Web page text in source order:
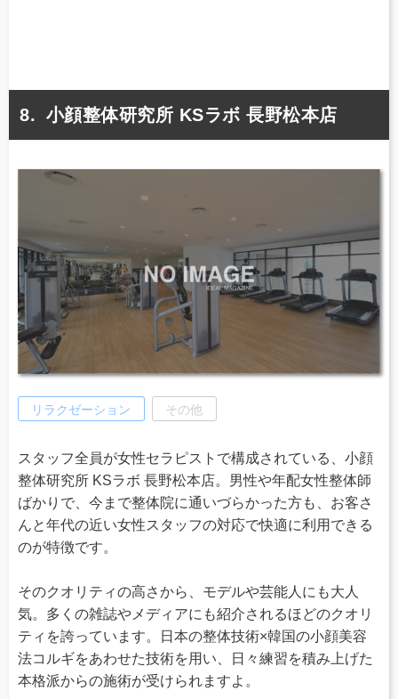
小顔整体研究所 KSラボ 長野松本店
リラクゼーション その他
スタッフ全員が女性セラピストで構成されている、小顔
整体研究所 KSラボ 長野松本店。男性や年配女性整体師
ばかりで、今まで整体院に通いづらかった方も、お客さ
んと年代の近い女性スタッフの対応で快適に利用できる
のが特徴です。
そのクオリティの高さから、モデルや芸能人にも大人
気。多くの雑誌やメディアにも紹介されるほどのクオリ
ティを誇っています。日本の整体技術×韓国の小顔美容
法コルギをあわせた技術を用い、日々練習を積み上げた
本格派からの施術が受けられますよ。